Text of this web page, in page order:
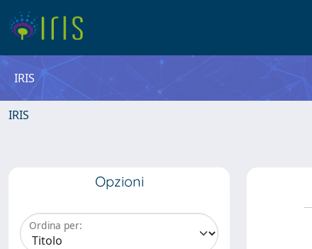
IRIS
IRIS
Opzioni
Ordina per: